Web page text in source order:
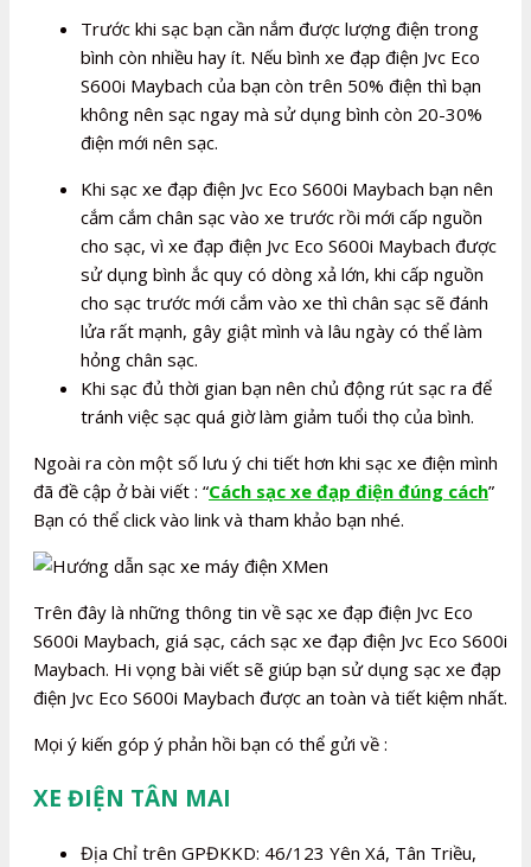
Trước khi sạc bạn cần nắm được lượng điện trong
bình còn nhiều hay ít. Nếu bình xe đạp điện Jvc Eco
S600i Maybach của bạn còn trên 50% điện thì bạn
không nên sạc ngay mà sử dụng bình còn 20-30%
điện mới nên sạc.
Khi sạc xe đạp điện Jvc Eco S600i Maybach bạn nên
cắm cắm chân sạc vào xe trước rồi mới cấp nguồn
cho sạc, vì xe đạp điện Jvc Eco S600i Maybach được
sử dụng bình ắc quy có dòng xả lớn, khi cấp nguồn
cho sạc trước mới cắm vào xe thì chân sạc sẽ đánh
lửa rất mạnh, gây giật mình và lâu ngày có thể làm
hỏng chân sạc.
Khi sạc đủ thời gian bạn nên chủ động rút sạc ra để
tránh việc sạc quá giờ làm giảm tuổi thọ của bình.
Ngoài ra còn một số lưu ý chi tiết hơn khi sạc xe điện mình
đã đề cập ở bài viết : “Cách sạc xe đạp điện đúng cách”
Bạn có thể click vào link và tham khảo bạn nhé.
Trên đây là những thông tin về sạc xe đạp điện Jvc Eco
S600i Maybach, giá sạc, cách sạc xe đạp điện Jvc Eco S600i
Maybach. Hi vọng bài viết sẽ giúp bạn sử dụng sạc xe đạp
điện Jvc Eco S600i Maybach được an toàn và tiết kiệm nhất.
Mọi ý kiến góp ý phản hồi bạn có thể gửi về :
XE ĐIỆN TÂN MAI
Địa Chỉ trên GPĐKKD: 46/123 Yên Xá, Tân Triều,